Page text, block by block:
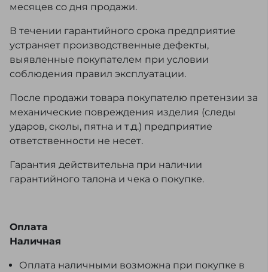
месяцев со дня продажи.
В течении гарантийного срока предприятие
устраняет производственные дефекты,
выявленные покупателем при условии
соблюдения правил эксплуатации.
После продажи товара покупателю претензии за
механические повреждения изделия (следы
ударов, сколы, пятна и т.д.) предприятие
ответственности не несет.
Гарантия действительна при наличии
гарантийного талона и чека о покупке.
Оплата
Наличная
Оплата наличными возможна при покупке в